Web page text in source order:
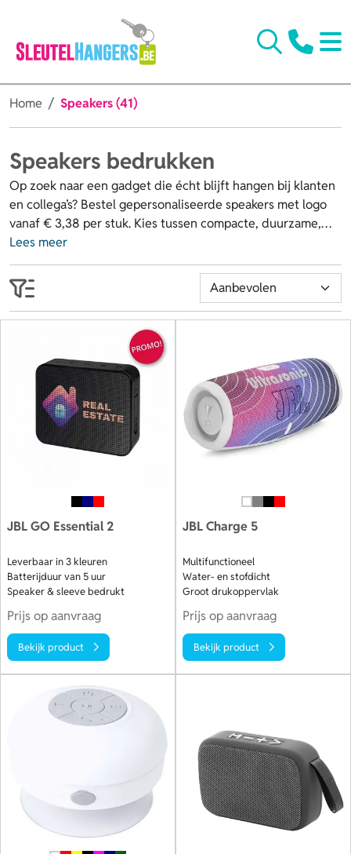
Home Speakers (41)
Speakers bedrukken
Op zoek naar een gadget die écht blijft hangen bij klanten
en collega’s? Bestel gepersonaliseerde speakers met logo
vanaf € 3,38 per stuk. Kies tussen compacte, duurzame,
goedkope of luxueuze modellen met extra’s zoals een
oplaadstation of sfeerverlichting. Laat je bluetooth
speakers bedrukken met je logo, naam of een eigen
ontwerp en zet ze in als relatiegeschenk,
onboardingcadeau of incentive. Zo genieten medewerkers
en klanten overal van hun favoriete muziek en versterk je
tegelijk je merk op een ontspannen manier. Bestel vandaag
nog, ontvang een gratis digitaal voorbeeld en profiteer van
een supersnelle levering binnen 10 dagen. Bekijk ons
aanbod.
Lees meer
JBL GO Essential 2
Leverbaar in 3 kleuren
Batterijduur van 5 uur
Speaker & sleeve bedrukt
Prijs op aanvraag
Bekijk product
JBL Charge 5
Multifunctioneel
Water- en stofdicht
Groot drukoppervlak
Prijs op aanvraag
Bekijk product